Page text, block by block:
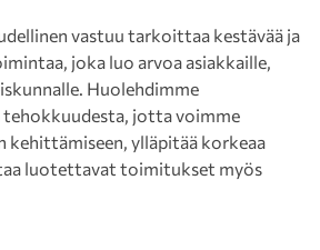
vastuu tarkoittaa kestävää ja
joka luo arvoa asiakkaille,
Huolehdimme
tehokkuudesta, jotta voimme
kehittämiseen, ylläpitää korkeaa
luotettavat toimitukset myös